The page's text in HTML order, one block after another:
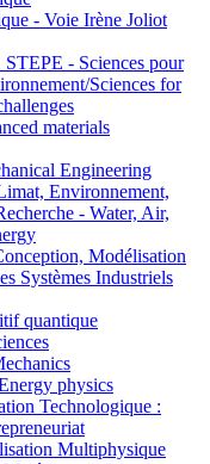
- Voie Irène Joliot
- Sciences pour
Sciences for
materials
Engineering
Environnement,
- Water, Air,
Modélisation
Systèmes Industriels
quantique
physics
Technologique :
Multiphysique